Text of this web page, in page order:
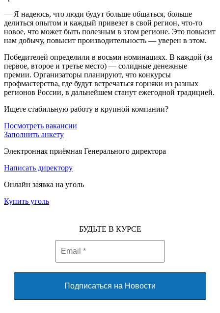
— Я надеюсь, что люди будут больше общаться, больше
делиться опытом и каждый привезет в свой регион, что-то
новое, что может быть полезным в этом регионе. Это повысит
нам добычу, повысит производительность — уверен в этом.
Победителей определили в восьми номинациях. В каждой (за
первое, второе и третье место) — солидные денежные
премии. Организаторы планируют, что конкурсы
профмастерства, где будут встречаться горняки из разных
регионов России, в дальнейшем станут ежегодной традицией.
Ищете стабильную работу в крупной компании?
Посмотреть вакансии
Заполнить анкету
Электронная приёмная Генерального директора
Написать директору
Онлайн заявка на уголь
Купить уголь
БУДЬТЕ В КУРСЕ